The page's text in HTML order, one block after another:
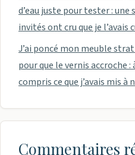
d’eau juste pour tester :
invités ont cru que je
J’ai poncé mon meuble
pour que le vernis accroche :
compris ce que j’avais mis à
Commentaires